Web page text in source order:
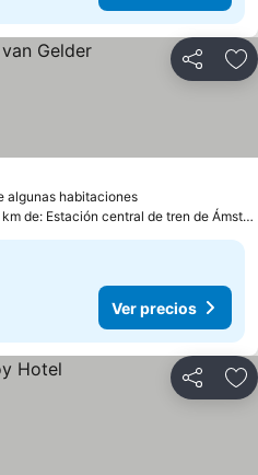
Compartir
algunas habitaciones
a 0.4 km de: Estación central de tren de Ámsterdam
Ver precios
Compartir